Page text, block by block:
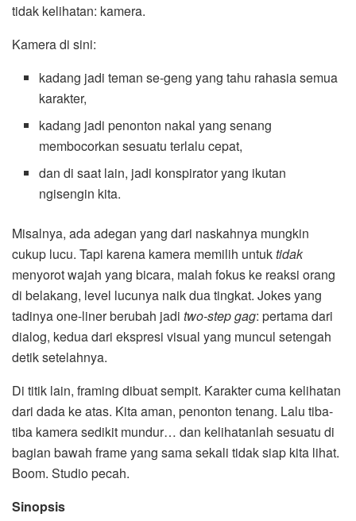
tidak kelihatan: kamera.
Kamera di sini:
kadang jadi teman se-geng yang tahu rahasia semua
karakter,
kadang jadi penonton nakal yang senang
membocorkan sesuatu terlalu cepat,
dan di saat lain, jadi konspirator yang ikutan
ngisengin kita.
Misalnya, ada adegan yang dari naskahnya mungkin
cukup lucu. Tapi karena kamera memilih untuktidak
menyorot wajah yang bicara, malah fokus ke reaksi orang
di belakang, level lucunya naik dua tingkat. Jokes yang
tadinya one-liner berubah jadi two-step gag: pertama dari
dialog, kedua dari ekspresi visual yang muncul setengah
detik setelahnya.
Di titik lain, framing dibuat sempit. Karakter cuma kelihatan
dari dada ke atas. Kita aman, penonton tenang. Lalu tiba-
tiba kamera sedikit mundur… dan kelihatanlah sesuatu di
bagian bawah frame yang sama sekali tidak siap kita lihat.
Boom. Studio pecah.
Sinopsis